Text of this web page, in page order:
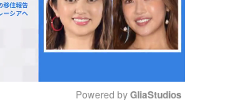
Powered by GliaStudios